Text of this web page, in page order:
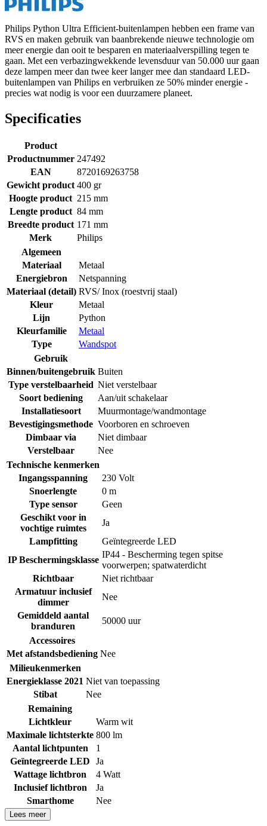
Philips Python Ultra Efficient-buitenlampen hebben een frame van
RVS en maken gebruik van baanbrekende nieuwe technologie om
meer energie dan ooit te besparen en materiaalverspilling tegen te
gaan. Met een verbazingwekkende levensduur van 50.000 uur gaan
deze lampen meer dan twee keer langer mee dan standaard LED-
buitenlampen van Philips en verbruiken ze 50% minder energie -
precies wat nodig is voor een duurzamere planeet.
Specificaties
Product
Productnummer 247492
EAN
8720169263758
Gewicht product 400 gr
Hoogte product 215 mm
Lengte product 84 mm
Breedte product 171 mm
Merk
Philips
Algemeen
Materiaal
Metaal
Energiebron
Netspanning
Materiaal (detail) RVS/ Inox (roestvrij staal)
Kleur
Metaal
Lijn
Python
Kleurfamilie
Metaal
Type
Wandspot
Gebruik
Binnen/buitengebruik Buiten
Type verstelbaarheid Niet verstelbaar
Soort bediening
Aan/uit schakelaar
Installatiesoort
Muurmontage/wandmontage
Bevestigingsmethode Voorboren en schroeven
Dimbaar via
Niet dimbaar
Verstelbaar
Nee
Technische kenmerken
Ingangsspanning
230 Volt
Snoerlengte
0 m
Type sensor
Geen
Geschikt voor in
vochtige ruimtes
Ja
Lampfitting
Geïntegreerde LED
IP Beschermingsklasse
IP44 - Bescherming tegen spitse
voorwerpen; spatwaterdicht
Richtbaar
Niet richtbaar
Armatuur inclusief
dimmer
Nee
Gemiddeld aantal
branduren
50000 uur
Accessoires
Met afstandsbediening Nee
Milieukenmerken
Energieklasse 2021 Niet van toepassing
Stibat
Nee
Remaining
Lichtkleur
Warm wit
Maximale lichtsterkte 800 lm
Aantal lichtpunten
1
Geïntegreerde LED
Ja
Wattage lichtbron
4 Watt
Inclusief lichtbron
Ja
Smarthome
Nee
Lees meer